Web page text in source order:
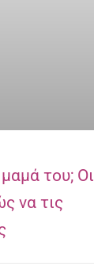
του; Οι
να τις